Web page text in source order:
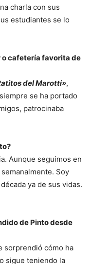
charla con sus
estudiantes se lo
o cafetería favorita de
del Marotti»,
se ha portado
patrocinaba
Aunque seguimos en
Soy
ya de sus vidas.
de Pinto desde
sorprendió cómo ha
sigue teniendo la